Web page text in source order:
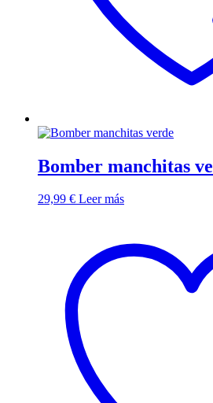
Bomber manchitas
29,99 € Leer más